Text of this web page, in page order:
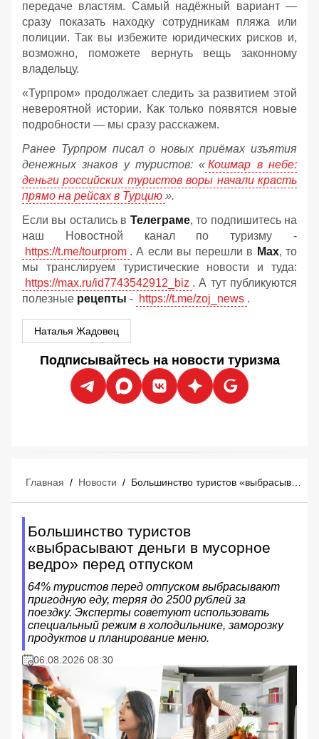
передаче властям. Самый надёжный вариант —
сразу показать находку сотрудникам пляжа или
полиции. Так вы избежите юридических рисков и,
возможно, поможете вернуть вещь законному
владельцу.
«Турпром» продолжает следить за развитием этой
невероятной истории. Как только появятся новые
подробности — мы сразу расскажем.
Ранее Турпром писал о новых приёмах изъятия
денежных знаков у туристов: « Кошмар в небе:
деньги российских туристов воры начали красть
прямо на рейсах в Турцию ».
Если вы остались в Телеграме, то подпишитесь на
наш Новостной канал по туризму -
https://t.me/tourprom . А если вы перешли в Мах, то
мы транслируем туристические новости и туда:
https://max.ru/id7743542912_biz . А тут публикуются
полезные рецепты - https://t.me/zoj_news .
Наталья Жадовец
Подписывайтесь на новости туризма
Главная / Новости / Большинство туристов «выбрасывают деньги в мусорное ведро» перед отпуском
Большинство туристов
«выбрасывают деньги в мусорное
ведро» перед отпуском
64% туристов перед отпуском выбрасывают
пригодную еду, теряя до 2500 рублей за
поездку. Эксперты советуют использовать
специальный режим в холодильнике, заморозку
продуктов и планирование меню.
06.08.2026 08:30